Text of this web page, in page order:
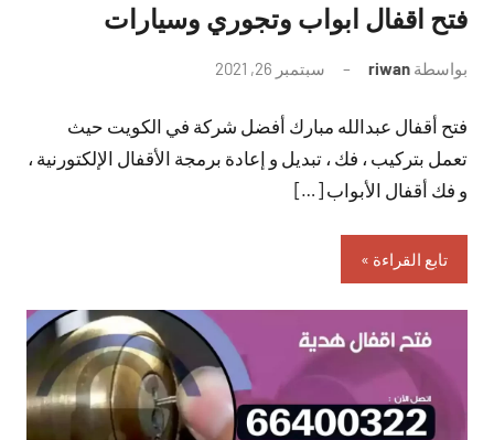
فتح اقفال ابواب وتجوري وسيارات
بواسطة riwan سبتمبر 26, 2021
تعليقات
فتح أقفال عبدالله مبارك أفضل شركة في الكويت حيث
تعمل بتركيب ، فك ، تبديل و إعادة برمجة الأقفال الإلكتورنية ،
و فك أقفال الأبواب […]
تابع القراءة